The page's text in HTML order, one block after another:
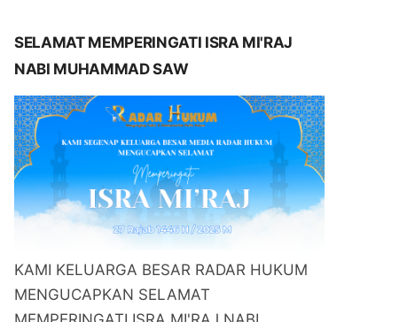
SELAMAT MEMPERINGATI ISRA MI'RAJ
NABI MUHAMMAD SAW
KAMI KELUARGA BESAR RADAR HUKUM
MENGUCAPKAN SELAMAT